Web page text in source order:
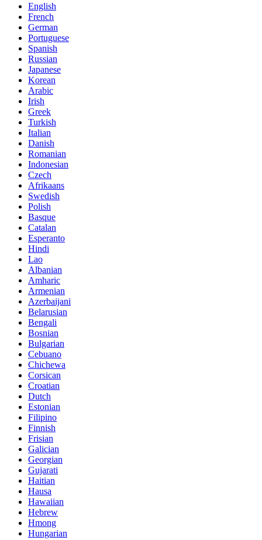
English
French
German
Portuguese
Spanish
Russian
Japanese
Korean
Arabic
Irish
Greek
Turkish
Italian
Danish
Romanian
Indonesian
Czech
Afrikaans
Swedish
Polish
Basque
Catalan
Esperanto
Hindi
Lao
Albanian
Amharic
Armenian
Azerbaijani
Belarusian
Bengali
Bosnian
Bulgarian
Cebuano
Chichewa
Corsican
Croatian
Dutch
Estonian
Filipino
Finnish
Frisian
Galician
Georgian
Gujarati
Haitian
Hausa
Hawaiian
Hebrew
Hmong
Hungarian